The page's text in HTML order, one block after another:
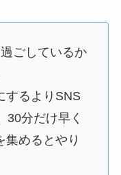
ごしているか
するよりSNS
30分だけ早く
集めるとやり